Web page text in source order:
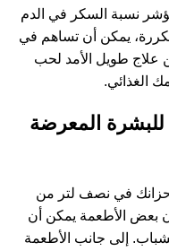
نسبة السكر في الدم
يمكن أن تساهم في
علاج طويل الأمد لحب
الغذائي.
للبشرة المعرضة
في نصف لتر من
بعض الأطعمة يمكن أن
إلى جانب الأطعمة